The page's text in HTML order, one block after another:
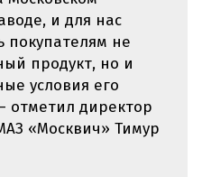
и для нас
покупателям не
продукт, но и
условия его
отметил директор
«Москвич» Тимур